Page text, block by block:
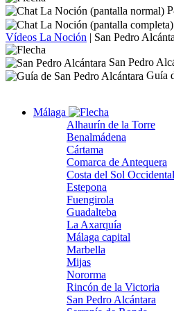
Vídeos La Noción | San Pedro
San Pedro
Guía
Málaga
Alhaurín de la Torre
Benalmádena
Cártama
Comarca de Antequera
Costa del Sol Occidental
Estepona
Fuengirola
Guadalteba
La Axarquía
Málaga capital
Marbella
Mijas
Nororma
Rincón de la Victoria
San Pedro Alcántara